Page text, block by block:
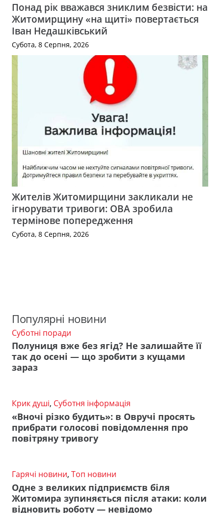
Понад рік вважався зниклим безвісти: на
Житомирщину «на щиті» повертається
Іван Недашківський
Субота, 8 Серпня, 2026
Жителів Житомирщини закликали не
ігнорувати тривоги: ОВА зробила
термінове попередження
Субота, 8 Серпня, 2026
Популярні новини
Суботні поради
Полуниця вже без ягід? Не залишайте її
так до осені — що зробити з кущами
зараз
Крик душі, Суботня інформація
«Вночі різко будить»: в Овручі просять
прибрати голосові повідомлення про
повітряну тривогу
Гарячі новини, Топ новини
Одне з великих підприємств біля
Житомира зупиняється після атаки: коли
відновить роботу — невідомо